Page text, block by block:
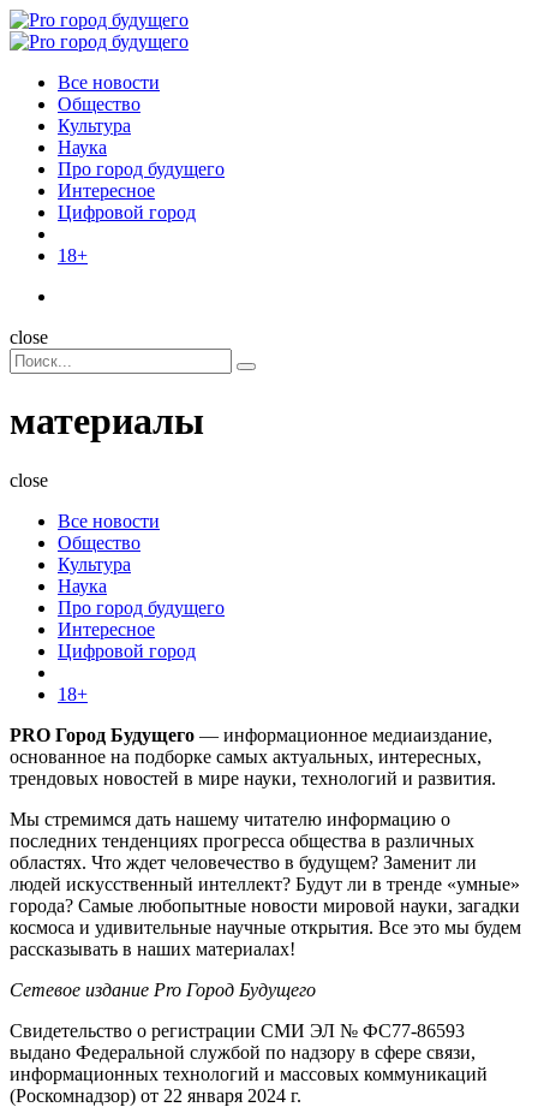
Menu
Поиск
Menu
Pro
Все новости
Общество
Культура
Наука
Про город будущего
Интересное
Цифровой город
18+
Поиск
close
Search
for:
Поиск
материалы
close
Все новости
Общество
Культура
Наука
Про город будущего
Интересное
Цифровой город
18+
PRO Город Будущего — информационное медиаиздание,
основанное на подборке самых актуальных, интересных,
трендовых новостей в мире науки, технологий и развития.
Мы стремимся дать нашему читателю информацию о
последних тенденциях прогресса общества в различных
областях. Что ждет человечество в будущем? Заменит ли
людей искусственный интеллект? Будут ли в тренде «умные»
города? Самые любопытные новости мировой науки, загадки
космоса и удивительные научные открытия. Все это мы будем
рассказывать в наших материалах!
Сетевое издание Pro Город Будущего
Свидетельство о регистрации СМИ ЭЛ № ФС77-86593
выдано Федеральной службой по надзору в сфере связи,
информационных технологий и массовых коммуникаций
(Роскомнадзор) от 22 января 2024 г.